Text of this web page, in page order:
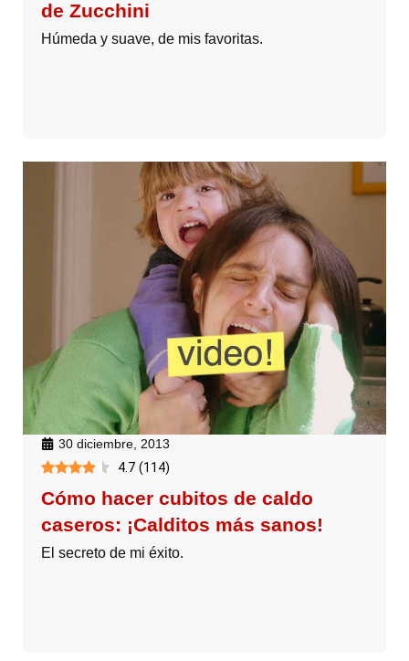
de Zucchini
Húmeda y suave, de mis favoritas.
30 diciembre, 2013
4.7 (114)
Cómo hacer cubitos de caldo
caseros: ¡Calditos más sanos!
El secreto de mi éxito.